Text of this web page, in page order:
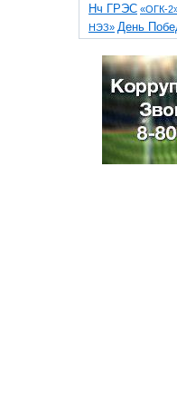
Нч ГРЭС «ОГК-
НЭЗ» День
НчГРЭС
детидороги
общественная
спорт театр